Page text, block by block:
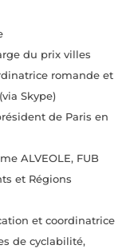
du prix villes
romande et
Skype)
de Paris en
ALVEOLE, FUB
et Régions
et coordinatrice
de cyclabilité,